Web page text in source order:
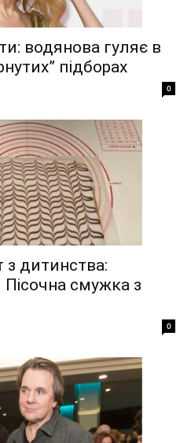
водянова гуляє в
підборах
0
дитинства:
Пісочна смужка з
0